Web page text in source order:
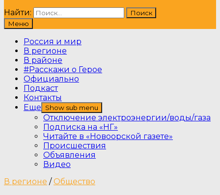
Найти:
Меню
Россия и мир
В регионе
В районе
#Расскажи о Герое
Официально
Подкаст
Контакты
Еще
Show sub menu
Отключение электроэнергии/воды/газа
Подписка на «НГ»
Читайте в «Новоорской газете»
Происшествия
Объявления
Видео
В регионе /Общество